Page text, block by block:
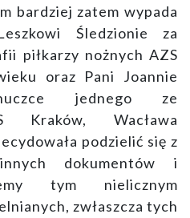
bardziej zatem wypada
Śledzionie za
piłkarzy nożnych AZS
oraz Pani Joannie
jednego ze
Kraków, Wacława
podzielić się z
dokumentów i
tym nielicznym
zwłaszcza tych